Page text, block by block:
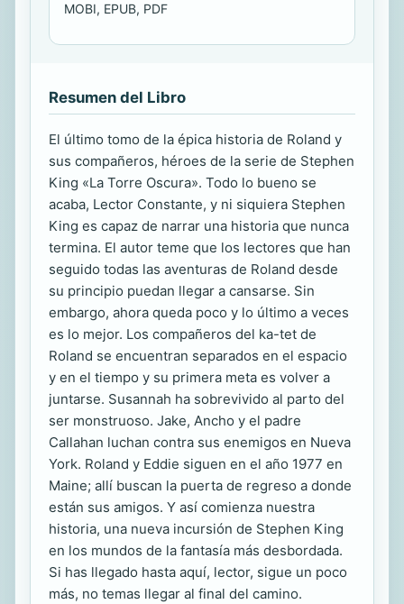
MOBI, EPUB, PDF
Resumen del Libro
El último tomo de la épica historia de Roland y
sus compañeros, héroes de la serie de Stephen
King «La Torre Oscura». Todo lo bueno se
acaba, Lector Constante, y ni siquiera Stephen
King es capaz de narrar una historia que nunca
termina. El autor teme que los lectores que han
seguido todas las aventuras de Roland desde
su principio puedan llegar a cansarse. Sin
embargo, ahora queda poco y lo último a veces
es lo mejor. Los compañeros del ka-tet de
Roland se encuentran separados en el espacio
y en el tiempo y su primera meta es volver a
juntarse. Susannah ha sobrevivido al parto del
ser monstruoso. Jake, Ancho y el padre
Callahan luchan contra sus enemigos en Nueva
York. Roland y Eddie siguen en el año 1977 en
Maine; allí buscan la puerta de regreso a donde
están sus amigos. Y así comienza nuestra
historia, una nueva incursión de Stephen King
en los mundos de la fantasía más desbordada.
Si has llegado hasta aquí, lector, sigue un poco
más, no temas llegar al final del camino.